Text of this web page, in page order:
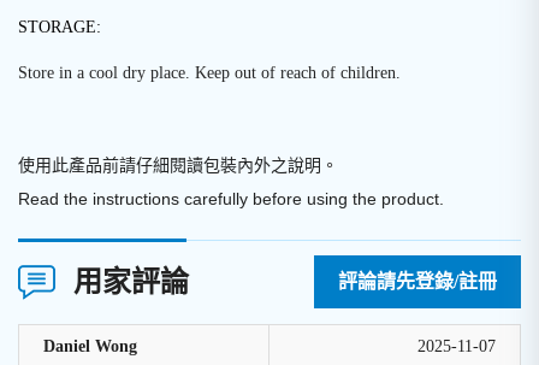
STORAGE:
Store in a cool dry place. Keep out of reach of children.
使用此產品前請仔細閱讀包裝內外之說明 。
Read the instructions carefully before using the product.
用家評論 評論請先登錄/註冊
Daniel Wong 2025-11-07